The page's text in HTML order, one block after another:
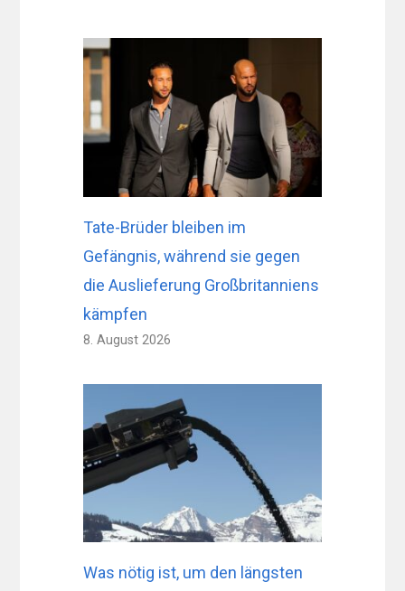
Tate-Brüder bleiben im
Gefängnis, während sie gegen
die Auslieferung Großbritanniens
kämpfen
8. August 2026
Was nötig ist, um den längsten